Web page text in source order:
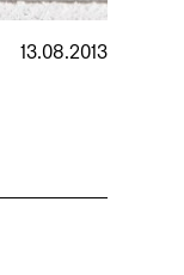
13.08.2013